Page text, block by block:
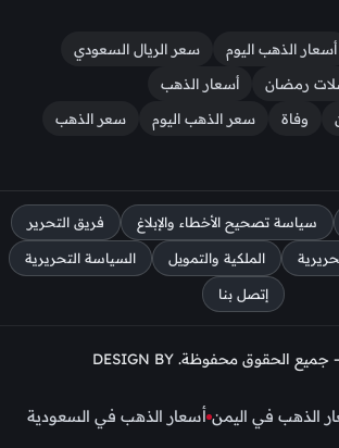
أسعار الذهب اليوم
سعر الريال السعودي
رمضان
أسعار الذهب
وفاة سعر الذهب اليوم سعر الذهب
سياسة تصحيح الأخطاء والإبلاغ فريق التحرير
الملكية والتمويل السياسة التحريرية
إتصل بنا
© 2026 اليمن الغد — جميع الحقوق محفوظة. DESIGN BY
الذهب في اليمن أسعار الذهب في السعودية